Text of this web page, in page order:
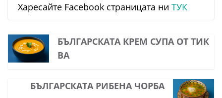
Харесайте Facebook страницата ни ТУК
БЪЛГАРСКАТА КРЕМ СУПА ОТ ТИК
ВА
БЪЛГАРСКАТА РИБЕНА ЧОРБА